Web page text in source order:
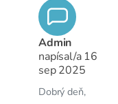
Admin
napísal/a 16
sep 2025
Dobrý deň,